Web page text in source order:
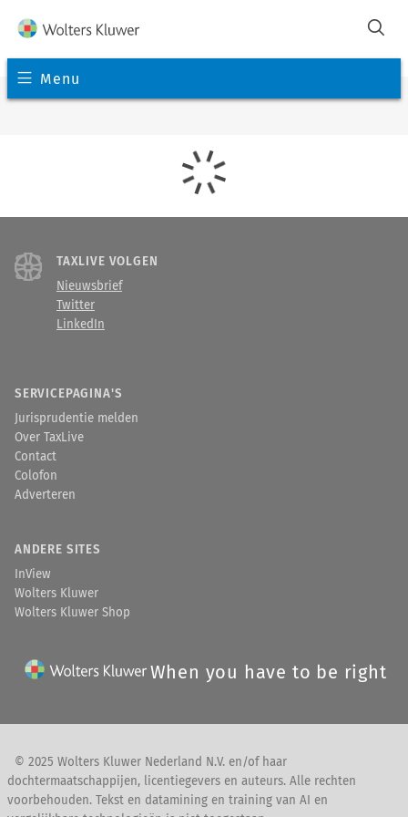
Menu
TAXLIVE VOLGEN
Nieuwsbrief
Twitter
LinkedIn
SERVICEPAGINA'S
Jurisprudentie melden
Over TaxLive
Contact
Colofon
Adverteren
ANDERE SITES
InView
Wolters Kluwer
Wolters Kluwer Shop
When you have to be right
© 2025 Wolters Kluwer Nederland N.V. en/of haar
dochtermaatschappijen, licentiegevers en auteurs. Alle rechten
voorbehouden. Tekst en datamining en training van AI en